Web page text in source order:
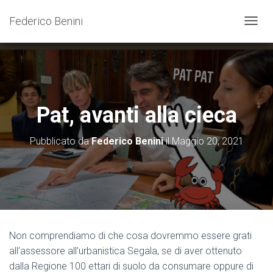
Federico Benini
A
V
O
L
Pat, avanti alla cieca
Pubblicato daFederico BeniniilMaggio 20, 2021
Non comprendiamo di che cosa dovremmo essere grati
all’assessore all’urbanistica Segala, se di aver ottenuto
dalla Regione 100 ettari di suolo da consumare oppure di